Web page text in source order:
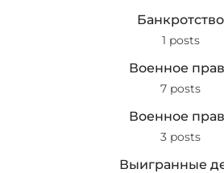
Банкротство
1 posts
Военное
7 posts
Военное
3 posts
Выигранные